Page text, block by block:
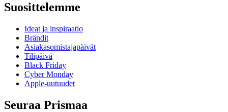
Suosittelemme
Ideat ja inspiraatio
Brändit
Asiakasomistajapäivät
Tilipäivä
Black Friday
Cyber Monday
Apple-uutuudet
Seuraa Prismaa